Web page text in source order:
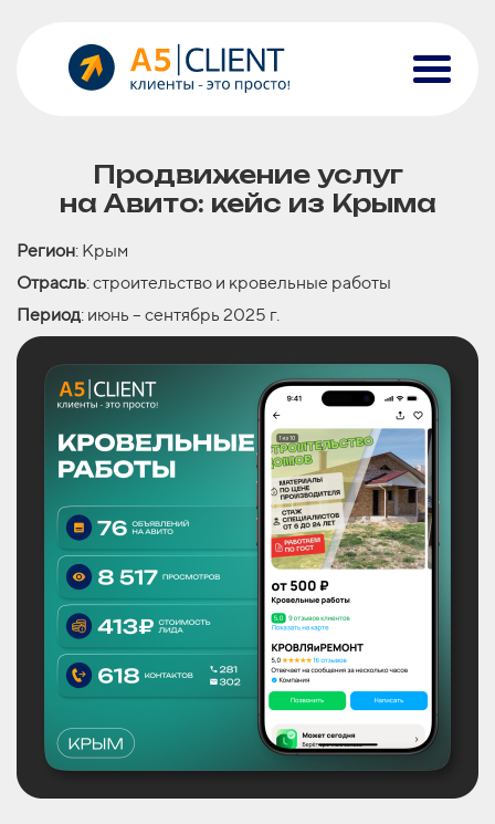
Продвижение услуг
на Авито: кейс из Крыма
Регион: Крым
Отрасль: строительство и кровельные работы
Период: июнь – сентябрь 2025 г.